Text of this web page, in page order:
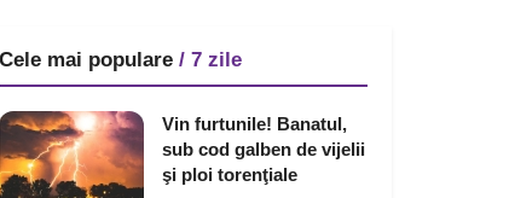
Cele mai populare / 7 zile
Vin furtunile! Banatul,
sub cod galben de vijelii
şi ploi torenţiale